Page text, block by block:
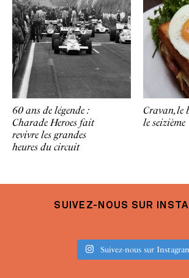
60 ans de légende :
Charade Heroes fait
revivre les grandes
heures du circuit
Cravan, le
le seizième
SUIVEZ-NOUS SUR
Suivez-nous sur